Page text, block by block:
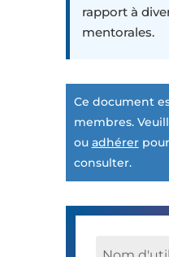
rapport à
mentorales.
Ce document
membres.
ou adhérer
consulter.